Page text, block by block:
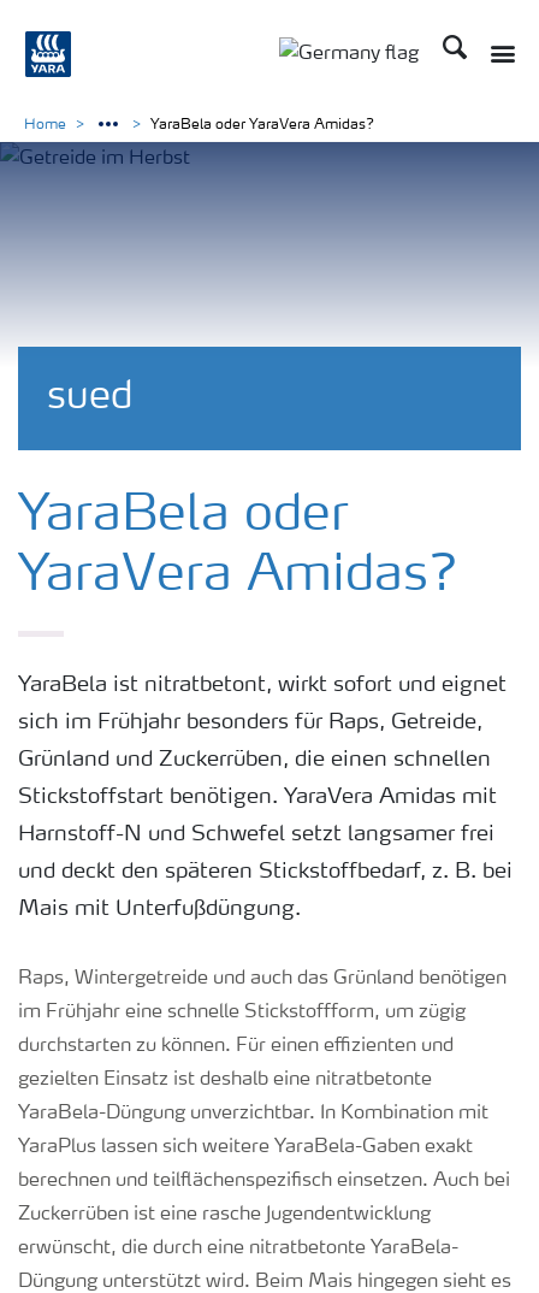
Suchen
sued
Home YaraBela oder YaraVera Amidas?
YaraBela oder
YaraVera Amidas?
YaraBela ist nitratbetont, wirkt sofort und eignet
sich im Frühjahr besonders für Raps, Getreide,
Grünland und Zuckerrüben, die einen schnellen
Stickstoffstart benötigen. YaraVera Amidas mit
Harnstoff-N und Schwefel setzt langsamer frei
und deckt den späteren Stickstoffbedarf, z. B. bei
Mais mit Unterfußdüngung.
Raps, Wintergetreide und auch das Grünland benötigen
im Frühjahr eine schnelle Stickstoffform, um zügig
durchstarten zu können. Für einen effizienten und
gezielten Einsatz ist deshalb eine nitratbetonte
YaraBela-Düngung unverzichtbar. In Kombination mit
YaraPlus lassen sich weitere YaraBela-Gaben exakt
berechnen und teilflächenspezifisch einsetzen. Auch bei
Zuckerrüben ist eine rasche Jugendentwicklung
erwünscht, die durch eine nitratbetonte YaraBela-
Düngung unterstützt wird. Beim Mais hingegen sieht es